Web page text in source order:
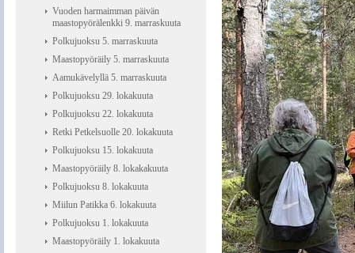
Vuoden harmaimman päivän
maastopyörälenkki 9. marraskuuta
Polkujuoksu 5. marraskuuta
Maastopyöräily 5. marraskuuta
Aamukävelyllä 5. marraskuuta
Polkujuoksu 29. lokakuuta
Polkujuoksu 22. lokakuuta
Retki Petkelsuolle 20. lokakuuta
Polkujuoksu 15. lokakuuta
Maastopyöräily 8. lokakakuuta
Polkujuoksu 8. lokakuuta
Miilun Patikka 6. lokakuuta
Polkujuoksu 1. lokakuuta
Maastopyöräily 1. lokakuuta